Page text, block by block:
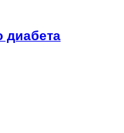
диабета